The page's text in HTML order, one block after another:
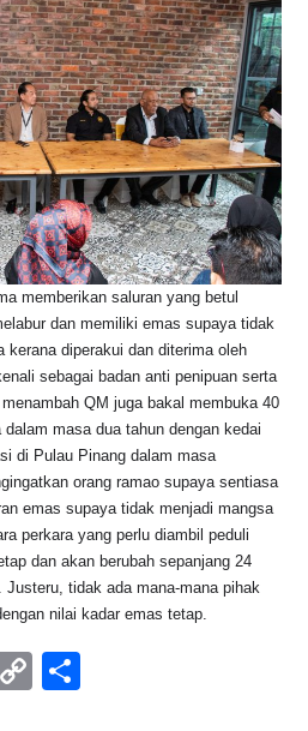
memberikan saluran yang betul
dan memiliki emas supaya tidak
kerana diperakui dan diterima oleh
sebagai badan anti penipuan serta
QM juga bakal membuka 40
masa dua tahun dengan kedai
di Pulau Pinang dalam masa
orang ramao supaya sentiasa
emas supaya tidak menjadi mangsa
perkara yang perlu diambil peduli
dan akan berubah sepanjang 24
tidak ada mana-mana pihak
nilai kadar emas tetap.
T
C